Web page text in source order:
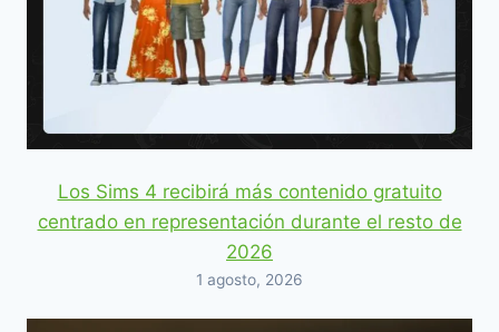
Los Sims 4 recibirá más contenido gratuito
centrado en representación durante el resto de
2026
1 agosto, 2026